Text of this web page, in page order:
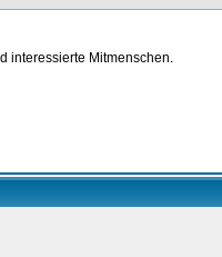
interessierte Mitmenschen.